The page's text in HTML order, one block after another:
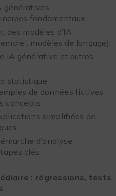
génératives
fondamentaux.
des modèles d’IA
: modèles de langage).
IA générative et autres
statistique
de données fictives
concepts.
simplifiées de
d’analyse
clés.
: régressions, tests